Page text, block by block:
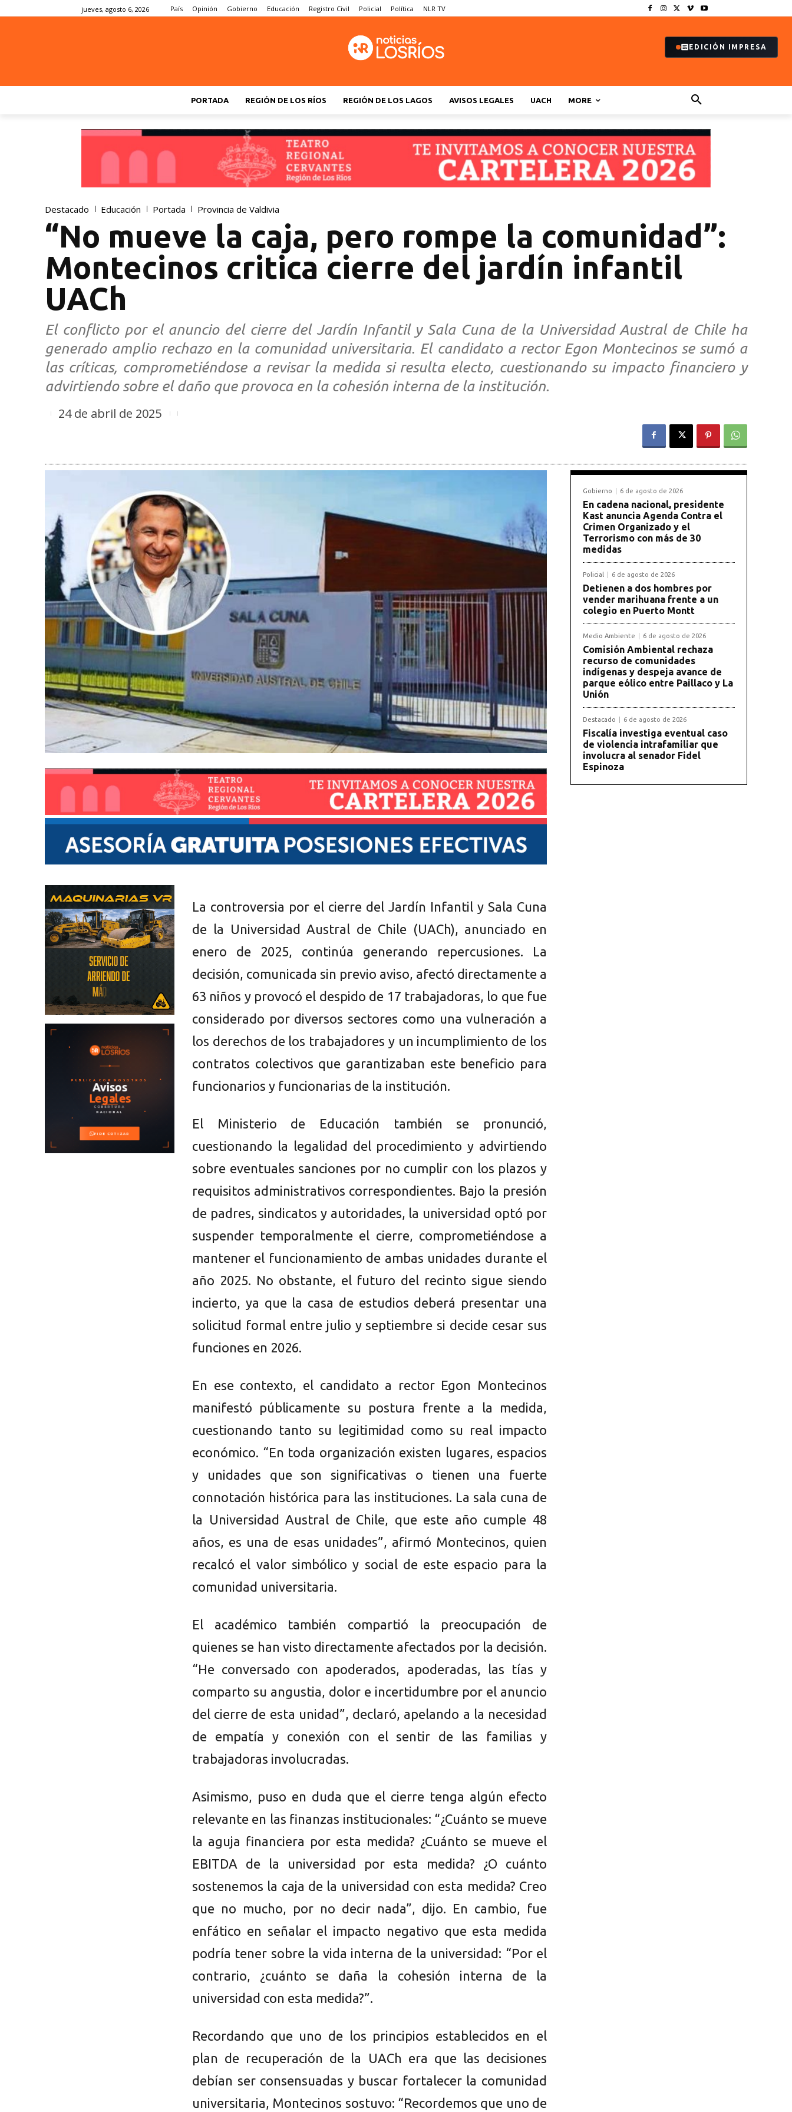
jueves, agosto 6, 2026 País Opinión Gobierno Educación Registro Civil Policial Política NLR TV
EDICIÓN IMPRESA
PORTADA REGIÓN DE LOS RÍOS REGIÓN DE LOS LAGOS AVISOS LEGALES UACH MORE
Destacado Educación Portada Provincia de Valdivia
“No mueve la caja, pero rompe la comunidad”:
Montecinos critica cierre del jardín infantil
UACh
El conflicto por el anuncio del cierre del Jardín Infantil y Sala Cuna de la Universidad Austral de Chile ha
generado amplio rechazo en la comunidad universitaria. El candidato a rector Egon Montecinos se sumó a
las críticas, comprometiéndose a revisar la medida si resulta electo, cuestionando su impacto financiero y
advirtiendo sobre el daño que provoca en la cohesión interna de la institución.
24 de abril de 2025
La controversia por el cierre del Jardín Infantil y Sala Cuna
de la Universidad Austral de Chile (UACh), anunciado en
enero de 2025, continúa generando repercusiones. La
decisión, comunicada sin previo aviso, afectó directamente a
63 niños y provocó el despido de 17 trabajadoras, lo que fue
considerado por diversos sectores como una vulneración a
los derechos de los trabajadores y un incumplimiento de los
contratos colectivos que garantizaban este beneficio para
funcionarios y funcionarias de la institución.
El Ministerio de Educación también se pronunció,
cuestionando la legalidad del procedimiento y advirtiendo
sobre eventuales sanciones por no cumplir con los plazos y
requisitos administrativos correspondientes. Bajo la presión
de padres, sindicatos y autoridades, la universidad optó por
suspender temporalmente el cierre, comprometiéndose a
mantener el funcionamiento de ambas unidades durante el
año 2025. No obstante, el futuro del recinto sigue siendo
incierto, ya que la casa de estudios deberá presentar una
solicitud formal entre julio y septiembre si decide cesar sus
funciones en 2026.
En ese contexto, el candidato a rector Egon Montecinos
manifestó públicamente su postura frente a la medida,
cuestionando tanto su legitimidad como su real impacto
económico. “En toda organización existen lugares, espacios
y unidades que son significativas o tienen una fuerte
connotación histórica para las instituciones. La sala cuna de
la Universidad Austral de Chile, que este año cumple 48
años, es una de esas unidades”, afirmó Montecinos, quien
recalcó el valor simbólico y social de este espacio para la
comunidad universitaria.
El académico también compartió la preocupación de
quienes se han visto directamente afectados por la decisión.
“He conversado con apoderados, apoderadas, las tías y
comparto su angustia, dolor e incertidumbre por el anuncio
del cierre de esta unidad”, declaró, apelando a la necesidad
de empatía y conexión con el sentir de las familias y
trabajadoras involucradas.
Asimismo, puso en duda que el cierre tenga algún efecto
relevante en las finanzas institucionales: “¿Cuánto se mueve
la aguja financiera por esta medida? ¿Cuánto se mueve el
EBITDA de la universidad por esta medida? ¿O cuánto
sostenemos la caja de la universidad con esta medida? Creo
que no mucho, por no decir nada”, dijo. En cambio, fue
enfático en señalar el impacto negativo que esta medida
podría tener sobre la vida interna de la universidad: “Por el
contrario, ¿cuánto se daña la cohesión interna de la
universidad con esta medida?”.
Recordando que uno de los principios establecidos en el
plan de recuperación de la UACh era que las decisiones
debían ser consensuadas y buscar fortalecer la comunidad
universitaria, Montecinos sostuvo: “Recordemos que uno de
Gobierno 6 de agosto de 2026
En cadena nacional, presidente
Kast anuncia Agenda Contra el
Crimen Organizado y el
Terrorismo con más de 30
medidas
Policial 6 de agosto de 2026
Detienen a dos hombres por
vender marihuana frente a un
colegio en Puerto Montt
Medio Ambiente 6 de agosto de 2026
Comisión Ambiental rechaza
recurso de comunidades
indígenas y despeja avance de
parque eólico entre Paillaco y La
Unión
Destacado 6 de agosto de 2026
Fiscalía investiga eventual caso
de violencia intrafamiliar que
involucra al senador Fidel
Espinoza